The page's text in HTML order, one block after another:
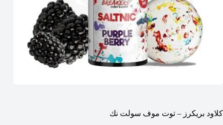
كلاود بريكرز – توت موف سولت نك